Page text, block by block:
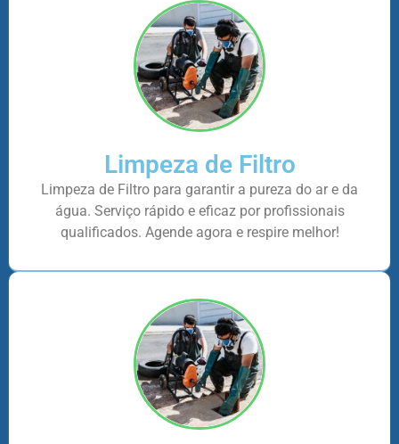
Limpeza de Filtro
Limpeza de Filtro para garantir a pureza do ar e da
água. Serviço rápido e eficaz por profissionais
qualificados. Agende agora e respire melhor!